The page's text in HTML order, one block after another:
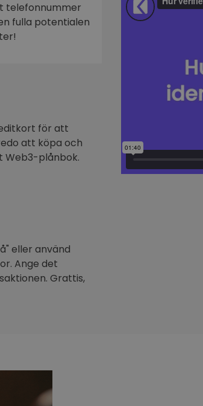
telefonnummer
fulla potentialen
för att
att köpa och
Web3-plånbok.
eller använd
Ange det
Grattis,